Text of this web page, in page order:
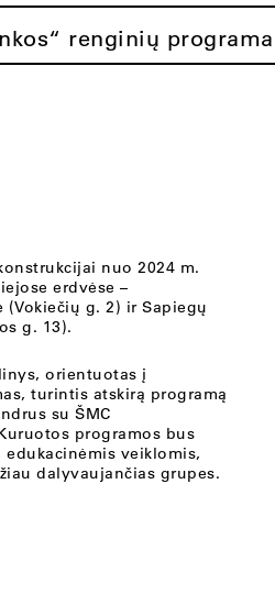
renginių programa
nuo 2024 m.
erdvėse –
(Vokiečių g. 2) ir Sapiegų
g. 13).
orientuotas į
turintis atskirą programą
su ŠMC
programos bus
veiklomis,
dalyvaujančias grupes.